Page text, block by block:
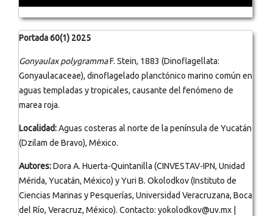
Portada 60(1) 2025
Gonyaulax polygrammaF. Stein, 1883 (Dinoflagellata:
Gonyaulacaceae), dinoflagelado planctónico marino común en
aguas templadas y tropicales, causante del fenómeno de
marea roja.
Localidad:Aguas costeras al norte de la península de Yucatán
(Dzilam de Bravo), México.
Autores:Dora A. Huerta-Quintanilla (CINVESTAV-IPN, Unidad
Mérida, Yucatán, México) y Yuri B. Okolodkov (Instituto de
Ciencias Marinas y Pesquerías, Universidad Veracruzana, Boca
del Río, Veracruz, México). Contacto: yokolodkov@uv.mx |